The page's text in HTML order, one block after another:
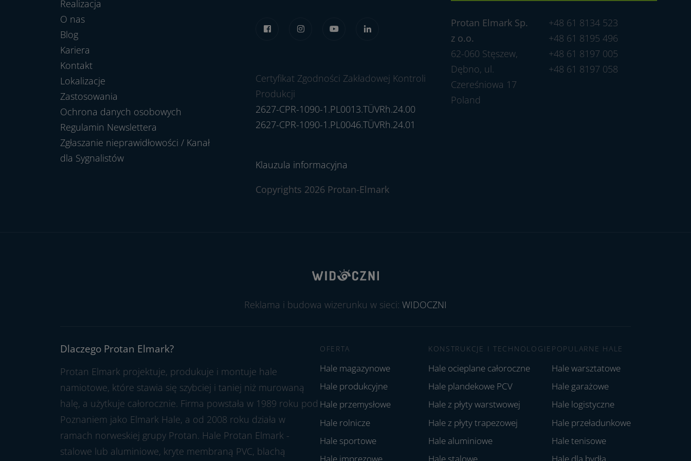
Realizacja
O nas
Blog
Kariera
Kontakt
Lokalizacje
Zastosowania
Ochrona danych osobowych
Regulamin Newslettera
Zgłaszanie nieprawidłowości / Kanał
dla Sygnalistów
Certyfikat Zgodności Zakładowej Kontroli
Produkcji
2627-CPR-1090-1.PL0013.TÜVRh.24.00
2627-CPR-1090-1.PL0046.TÜVRh.24.01
Klauzula informacyjna
Copyrights 2026 Protan-Elmark
Protan Elmark Sp.
z o.o.
62-060 Stęszew,
Dębno, ul.
Czereśniowa 17
Poland
+48 61 8134 523
+48 61 8195 496
+48 61 8197 005
+48 61 8197 058
Reklama i budowa wizerunku w sieci: WIDOCZNI
Dlaczego Protan Elmark?
Protan Elmark projektuje, produkuje i montuje hale
namiotowe, które stawia się szybciej i taniej niż murowaną
halę, a użytkuje całorocznie. Firma powstała w 1989 roku pod
Poznaniem jako Elmark Hale, a od 2008 roku działa w
ramach norweskiej grupy Protan. Hale Protan Elmark -
stalowe lub aluminiowe, kryte membraną PVC, blachą
OFERTA
Hale magazynowe
Hale produkcyjne
Hale przemysłowe
Hale rolnicze
Hale sportowe
KONSTRUKCJE I TECHNOLOGIE
Hale ocieplane całoroczne
Hale plandekowe PCV
Hale z płyty warstwowej
Hale z płyty trapezowej
Hale aluminiowe
POPULARNE HALE
Hale warsztatowe
Hale garażowe
Hale logistyczne
Hale przeładunkowe
Hale tenisowe